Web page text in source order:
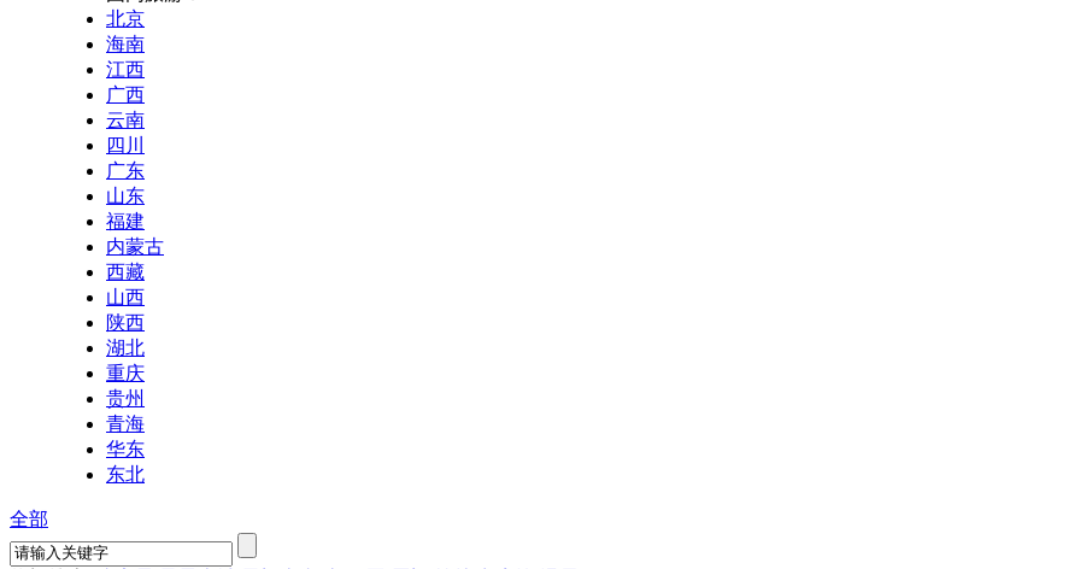
北京
海南
江西
广西
云南
四川
广东
山东
福建
内蒙古
西藏
山西
陕西
湖北
重庆
贵州
青海
华东
东北
全部